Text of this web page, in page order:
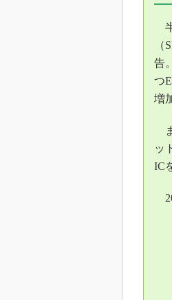
告
つ
増
ッ
IC